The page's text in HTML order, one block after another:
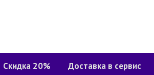
Скидка 20% Доставка в сервис